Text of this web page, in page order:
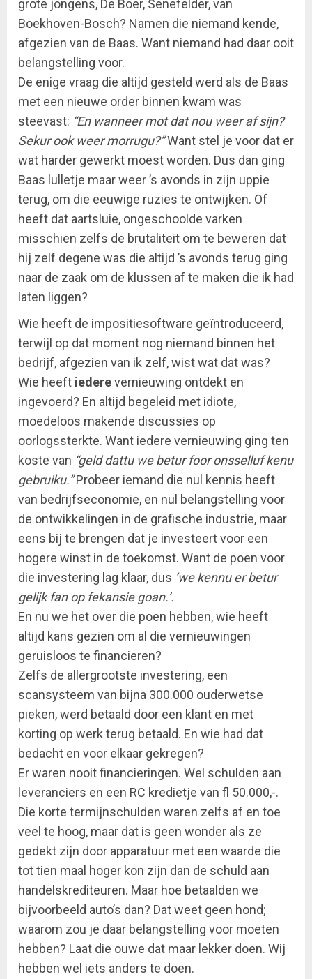
grote jongens, De Boer, Senefelder, van
Boekhoven-Bosch? Namen die niemand kende,
afgezien van de Baas. Want niemand had daar ooit
belangstelling voor.
De enige vraag die altijd gesteld werd als de Baas
met een nieuwe order binnen kwam was
steevast: “En wanneer mot dat nou weer af sijn?
Sekur ook weer morrugu?”Want stel je voor dat er
wat harder gewerkt moest worden. Dus dan ging
Baas lulletje maar weer ’s avonds in zijn uppie
terug, om die eeuwige ruzies te ontwijken. Of
heeft dat aartsluie, ongeschoolde varken
misschien zelfs de brutaliteit om te beweren dat
hij zelf degene was die altijd ’s avonds terug ging
naar de zaak om de klussen af te maken die ik had
laten liggen?
Wie heeft de impositiesoftware geïntroduceerd,
terwijl op dat moment nog niemand binnen het
bedrijf, afgezien van ik zelf, wist wat dat was?
Wie heeft iederevernieuwing ontdekt en
ingevoerd? En altijd begeleid met idiote,
moedeloos makende discussies op
oorlogssterkte. Want iedere vernieuwing ging ten
koste van “geld dattu we betur foor onsselluf kenu
gebruiku.”Probeer iemand die nul kennis heeft
van bedrijfseconomie, en nul belangstelling voor
de ontwikkelingen in de grafische industrie, maar
eens bij te brengen dat je investeert voor een
hogere winst in de toekomst. Want de poen voor
die investering lag klaar, dus ‘we kennu er betur
gelijk fan op fekansie goan.’.
En nu we het over die poen hebben, wie heeft
altijd kans gezien om al die vernieuwingen
geruisloos te financieren?
Zelfs de allergrootste investering, een
scansysteem van bijna 300.000 ouderwetse
pieken, werd betaald door een klant en met
korting op werk terug betaald. En wie had dat
bedacht en voor elkaar gekregen?
Er waren nooit financieringen. Wel schulden aan
leveranciers en een RC kredietje van fl 50.000,-.
Die korte termijnschulden waren zelfs af en toe
veel te hoog, maar dat is geen wonder als ze
gedekt zijn door apparatuur met een waarde die
tot tien maal hoger kon zijn dan de schuld aan
handelskrediteuren. Maar hoe betaalden we
bijvoorbeeld auto’s dan? Dat weet geen hond;
waarom zou je daar belangstelling voor moeten
hebben? Laat die ouwe dat maar lekker doen. Wij
hebben wel iets anders te doen.